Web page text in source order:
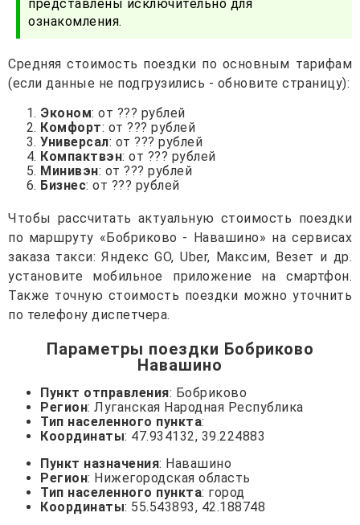
представлены исключительно для
ознакомления.
Средняя стоимость поездки по основным тарифам
(если данные не подгрузились - обновите страницу):
Эконом: от ??? рублей
Комфорт: от ??? рублей
Универсал: от ??? рублей
Компактвэн: от ??? рублей
Минивэн: от ??? рублей
Бизнес: от ??? рублей
Чтобы рассчитать актуальную стоимость поездки
по маршруту «Бобриково - Навашино» на сервисах
заказа такси: Яндекс GO, Uber, Максим, Везет и др.
установите мобильное приложение на смартфон.
Также точную стоимость поездки можно уточнить
по телефону диспетчера.
Параметры поездки Бобриково
Навашино
Пункт отправления: Бобриково
Регион: Луганская Народная Республика
Тип населенного пункта:
Координаты: 47.934132, 39.224883
Пункт назначения: Навашино
Регион: Нижегородская область
Тип населенного пункта: город
Координаты: 55.543893, 42.188748